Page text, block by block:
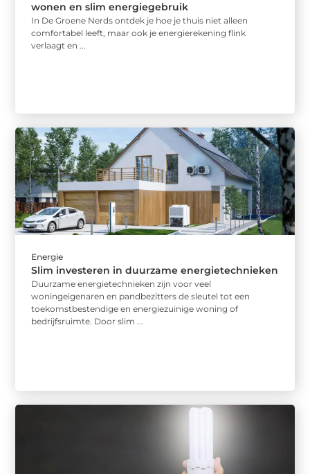
wonen en slim energiegebruik
In De Groene Nerds ontdek je hoe je thuis niet alleen
comfortabel leeft, maar ook je energierekening flink
verlaagt en ...
Energie
Slim investeren in duurzame energietechnieken
Duurzame energietechnieken zijn voor veel
woningeigenaren en pandbezitters de sleutel tot een
toekomstbestendige en energiezuinige woning of
bedrijfsruimte. Door slim ...